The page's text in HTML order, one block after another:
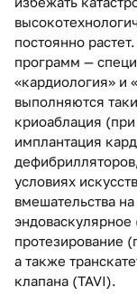
постоянно
программ —
«кардиология» и
выполняются
криоаблация
имплантация
условиях
вмешательства
протезирование
а также
клапана (TAVI).